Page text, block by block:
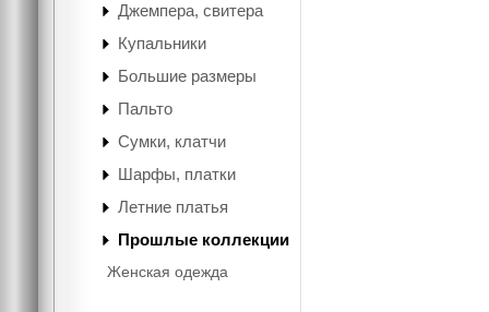
Джемпера, свитера
Купальники
Большие размеры
Пальто
Сумки, клатчи
Шарфы, платки
Летние платья
Прошлые коллекции
Женская одежда